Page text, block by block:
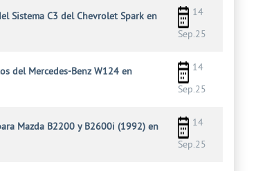
Sistema C3 del Chevrolet Spark en
14
Sep.25
del Mercedes-Benz W124 en
14
Sep.25
Mazda B2200 y B2600i (1992) en
14
Sep.25